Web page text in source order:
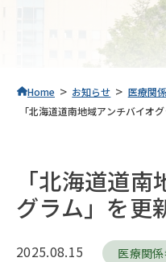
Home > お知らせ > 医療関
「北海道道南地域アンチバイオ
「北海道道
グラム」を更
2025.08.15 医療関